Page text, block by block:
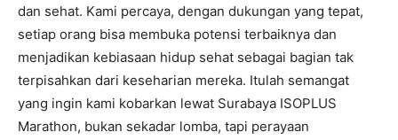
dan sehat. Kami percaya, dengan dukungan yang tepat,
setiap orang bisa membuka potensi terbaiknya dan
menjadikan kebiasaan hidup sehat sebagai bagian tak
terpisahkan dari keseharian mereka. Itulah semangat
yang ingin kami kobarkan lewat Surabaya ISOPLUS
Marathon, bukan sekadar lomba, tapi perayaan